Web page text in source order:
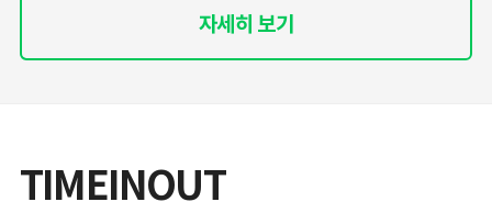
자세히 보기
TIMEINOUT